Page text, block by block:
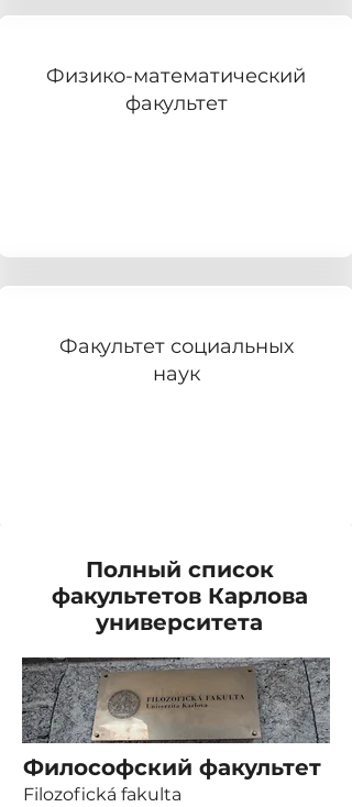
Физико-математический
факультет
Факультет социальных
наук
Полный список
факультетов Карлова
университета
Философский факультет
Filozofická fakulta